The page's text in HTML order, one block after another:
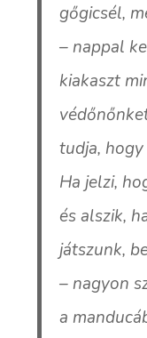
gőgicsél,
– nappal
kiakaszt
tudja,
Ha jelzi,
és alszik,
játszunk,
– nagyon
a